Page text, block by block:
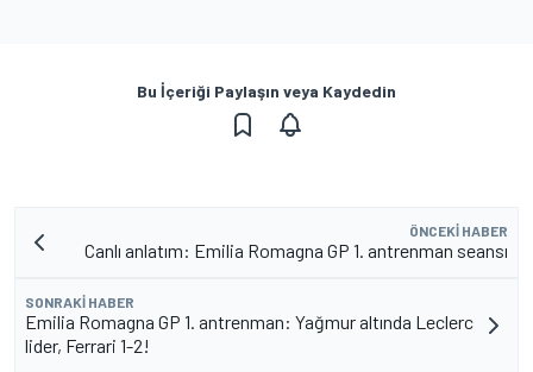
Bu İçeriği Paylaşın veya Kaydedin
ÖNCEKI HABER
Canlı anlatım: Emilia Romagna GP 1. antrenman seansı
SONRAKI HABER
Emilia Romagna GP 1. antrenman: Yağmur altında Leclerc
lider, Ferrari 1-2!